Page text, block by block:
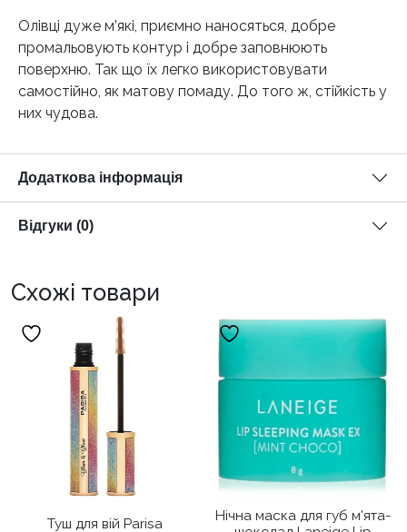
Олівці дуже м’які, приємно наносяться, добре
промальовують контур і добре заповнюють
поверхню. Так що їх легко використовувати
самостійно, як матову помаду. До того ж, стійкість у
них чудова.
Додаткова інформація
Відгуки (0)
Схожі товари
Туш для вій Parisa
Нічна маска для губ м’ята-